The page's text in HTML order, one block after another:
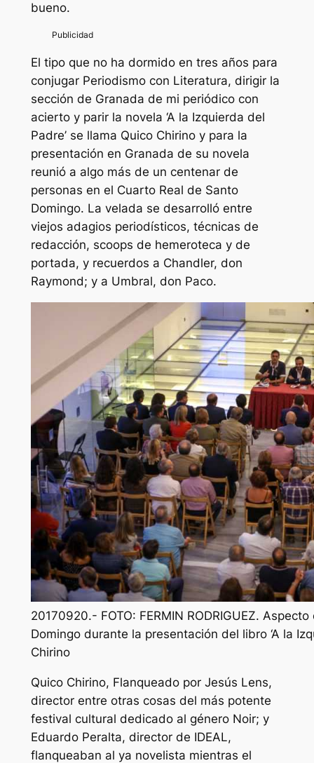
bueno.
El tipo que no ha dormido en tres años para
conjugar Periodismo con Literatura, dirigir la
sección de Granada de mi periódico con
acierto y parir la novela ‘A la Izquierda del
Padre’ se llama Quico Chirino y para la
presentación en Granada de su novela
reunió a algo más de un centenar de
personas en el Cuarto Real de Santo
Domingo. La velada se desarrolló entre
viejos adagios periodísticos, técnicas de
redacción, scoops de hemeroteca y de
portada, y recuerdos a Chandler, don
Raymond; y a Umbral, don Paco.
20170920.- FOTO: FERMIN RODRIGUEZ.
Domingo durante la presentación del libro ‘A la
Chirino
Quico Chirino, Flanqueado por Jesús Lens,
director entre otras cosas del más potente
festival cultural dedicado al género Noir; y
Eduardo Peralta, director de IDEAL,
flanqueaban al ya novelista mientras el